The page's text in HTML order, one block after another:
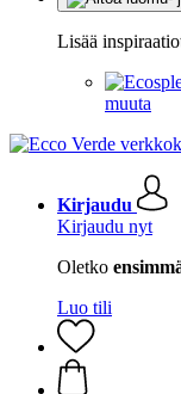
Lisää
muuta
Kirjaudu
Kirjaudu nyt
Oletko
Luo tili